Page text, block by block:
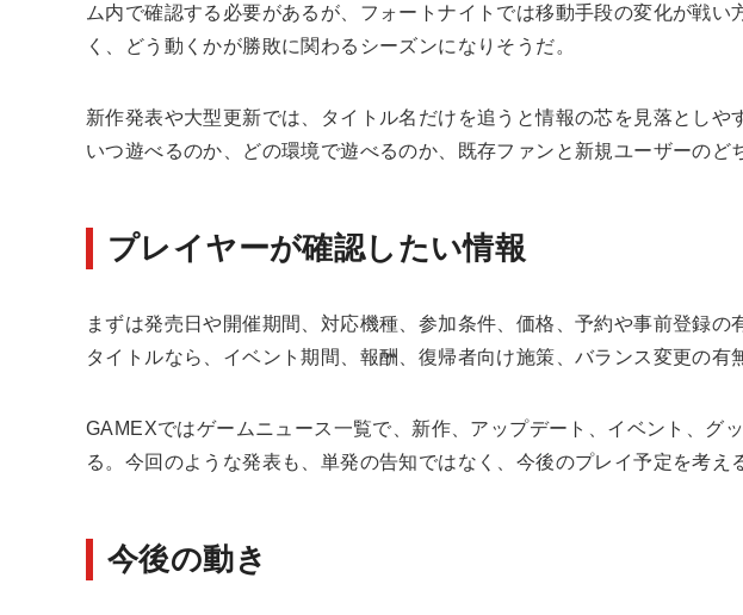
ム内で確認する必要があるが、フォートナイトでは移動手段の変化が戦
く、どう動くかが勝敗に関わるシーズンになりそうだ。
新作発表や大型更新では、タイトル名だけを追うと情報の芯を見落としや
いつ遊べるのか、どの環境で遊べるのか、既存ファンと新規ユーザーのど
プレイヤーが確認したい情報
まずは発売日や開催期間、対応機種、参加条件、価格、予約や事前登録
タイトルなら、イベント期間、報酬、復帰者向け施策、バランス変更の有
GAMEXではゲームニュース一覧で、新作、アップデート、イベント、グ
る。今回のような発表も、単発の告知ではなく、今後のプレイ予定を考え
今後の動き